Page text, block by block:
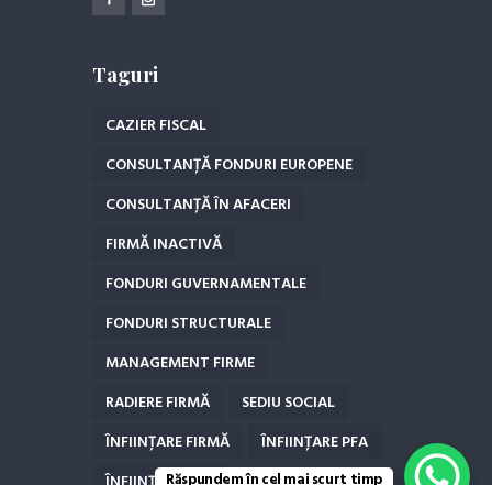
Taguri
CAZIER FISCAL
CONSULTANȚĂ FONDURI EUROPENE
CONSULTANȚĂ ÎN AFACERI
FIRMĂ INACTIVĂ
FONDURI GUVERNAMENTALE
FONDURI STRUCTURALE
MANAGEMENT FIRME
RADIERE FIRMĂ
SEDIU SOCIAL
ÎNFIINȚARE FIRMĂ
ÎNFIINȚARE PFA
Răspundem în cel mai scurt timp